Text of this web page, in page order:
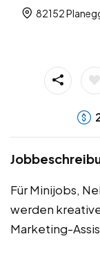
82152
Für Minijobs,
werden
Marketing-